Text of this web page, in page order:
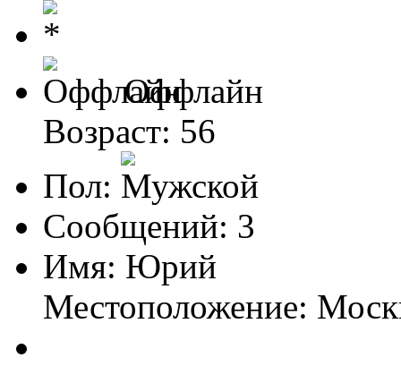
Оффлайн
Возраст: 56
Пол:
Сообщений: 3
Имя: Юрий
Местоположение: